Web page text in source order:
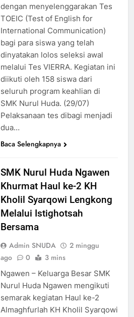
dengan menyelenggarakan Tes
TOEIC (Test of English for
International Communication)
bagi para siswa yang telah
dinyatakan lolos seleksi awal
melalui Tes VIERRA. Kegiatan ini
diikuti oleh 158 siswa dari
seluruh program keahlian di
SMK Nurul Huda. (29/07)
Pelaksanaan tes dibagi menjadi
dua…
Baca Selengkapnya
SMK Nurul Huda Ngawen
Khurmat Haul ke-2 KH
Kholil Syarqowi Lengkong
Melalui Istighotsah
Bersama
Admin SNUDA
2 minggu
ago
0 3 mins
Ngawen – Keluarga Besar SMK
Nurul Huda Ngawen mengikuti
semarak kegiatan Haul ke-2
Almaghfurlah KH Kholil Syarqowi